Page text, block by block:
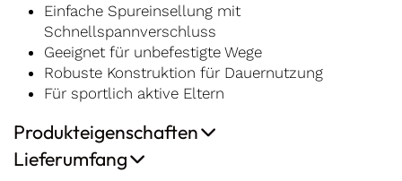
Einfache Spureinsellung mit
Schnellspannverschluss
Geeignet für unbefestigte Wege
Robuste Konstruktion für Dauernutzung
Für sportlich aktive Eltern
Produkteigenschaften
Lieferumfang